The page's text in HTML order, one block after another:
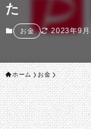
た
お金 2023年9月
ホーム お金